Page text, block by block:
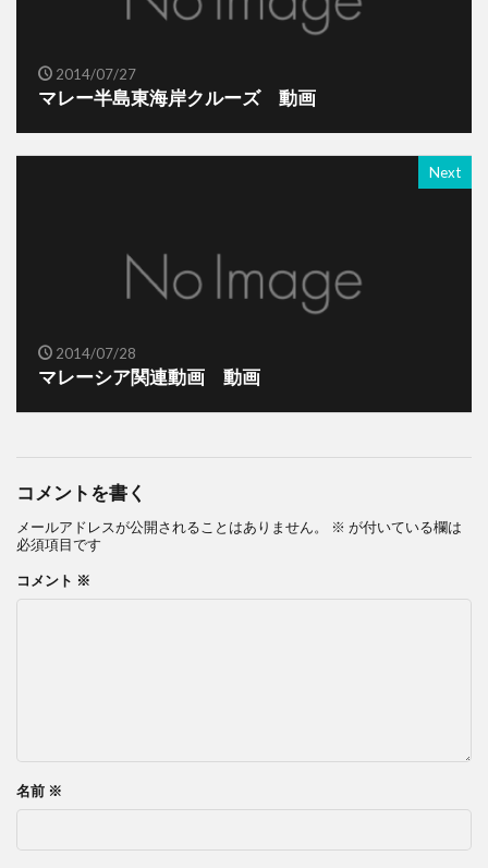
2014/07/27
マレー半島東海岸クルーズ 動画
Next
2014/07/28
マレーシア関連動画 動画
コメントを書く
メールアドレスが公開されることはありません。 ※ が付いている欄は
必須項目です
コメント ※
名前 ※